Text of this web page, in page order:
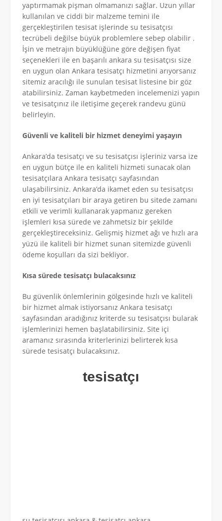
yaptırmamak pişman olmamanızı sağlar. Uzun yıllar
kullanılan ve ciddi bir malzeme temini ile
gerçekleştirilen tesisat işlerinde su tesisatçısı
tecrübeli değilse büyük problemlere sebep olabilir .
İşin ve metrajın büyüklüğüne göre değişen fiyat
seçenekleri ile en başarılı ankara su tesisatçısı size
en uygun olan Ankara tesisatçı hizmetini arıyorsanız
sitemiz aracılığı ile sunulan tesisat listesine bir göz
atabilirsiniz. Zaman kaybetmeden incelemenizi yapın
ve tesisatçınız ile iletişime geçerek randevu günü
belirleyin.
Güvenli ve kaliteli bir hizmet deneyimi yaşayın
Ankara’da tesisatçı ve su tesisatçısı işleriniz varsa ize
en uygun bütçe ile en kaliteli hizmeti sunacak olan
tesisatçılara Ankara tesisatçı sayfasından
ulaşabilirsiniz. Ankara’da ikamet eden su tesisatçısı
en iyi tesisatçıları bir araya getiren bu sitede zamanı
etkili ve verimli kullanarak yapmanız gereken
işlemleri kısa sürede ve zahmetsiz bir şekilde
gerçekleştireceksiniz. Gelişmiş hizmet ağı ve hızlı ara
yüzü ile kaliteli bir hizmet sunan sitemizde güvenli
ödeme koşulları da sizi bekliyor.
Kısa sürede tesisatçı bulacaksınız
Bu güvenlik önlemlerinin gölgesinde hızlı ve kaliteli
bir hizmet almak istiyorsanız Ankara tesisatçı
sayfasından aradığınız kriterde su tesisatçısı bularak
işlemlerinizi hemen başlatabilirsiniz. Site içi
aramanız sırasında kriterlerinizi belirterek kısa
sürede tesisatçı bulacaksınız.
tesisatçı